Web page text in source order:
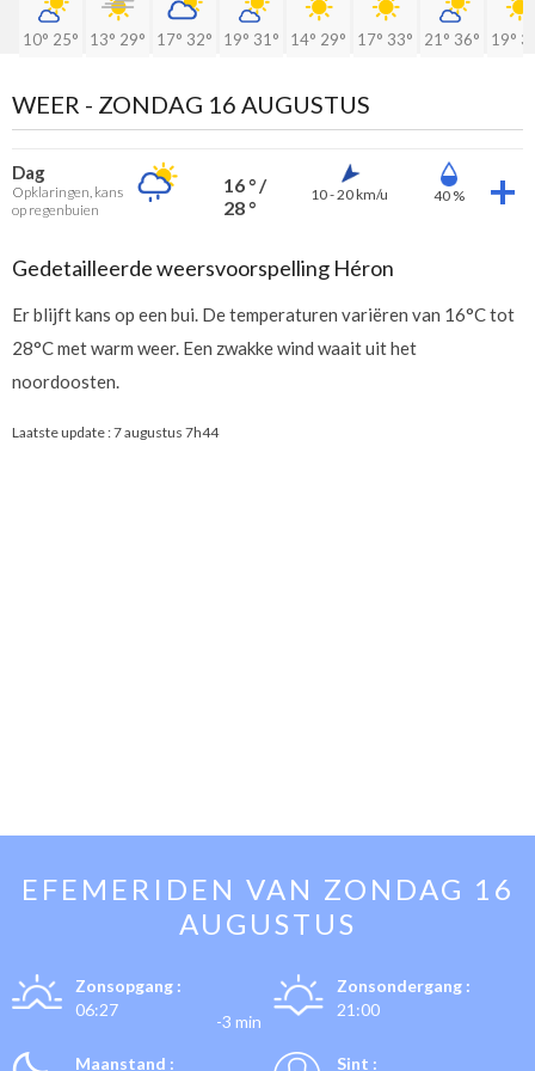
10° 25° 13° 29° 17° 32° 19° 31° 14° 29° 17° 33° 21° 36° 19°
WEER - ZONDAG 16 AUGUSTUS
Dag
Opklaringen, kans
op regenbuien
16 ° /
28 °
10 - 20 km/u 40 %
Gedetailleerde weersvoorspelling Héron
Er blijft kans op een bui. De temperaturen variëren van 16°C tot
28°C met warm weer. Een zwakke wind waait uit het
noordoosten.
Laatste update :7 augustus 7h44
EFEMERIDEN VAN ZONDAG 16
AUGUSTUS
Zonsopgang :
06:27
-3 min
Zonsondergang :
21:00
Maanstand :
Sint :